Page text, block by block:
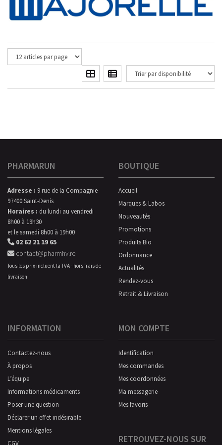
PHARMARUN
Adresse : 9 rue de la Compagnie
97400 Saint-Denis
Horaires : du lundi au vendredi
8h00 à 19h30
et le samedi 8h00 à 19h00
02 62 21 19 65
contact@pharmhv.re
Tous les prix incluent la TVA - hors frais de
livraison.
BOUTIQUE
Accueil
Marques & Labos
Nouveautés
Promotions
Produits Bio
Ordonnance
Actualités
Rendez-vous
Retrait & Livraison
INFORMATION
Contactez-nous
À propos
L’équipe
Informations médicaments
Poser une question
Déclarer un effet indésirable
Mentions légales
CGV
MON COMPTE
Identification
Mes commandes
Mes coordonnées
Ma messagerie
Mes favoris
RETROUVEZ-NOUS SUR